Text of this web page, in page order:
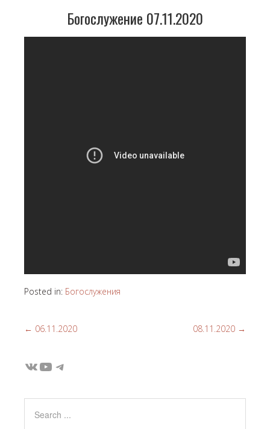
Богослужение 07.11.2020
Posted in: Богослужения
← 06.11.2020 08.11.2020 →
ВКонтакте
YouTube
Telegram